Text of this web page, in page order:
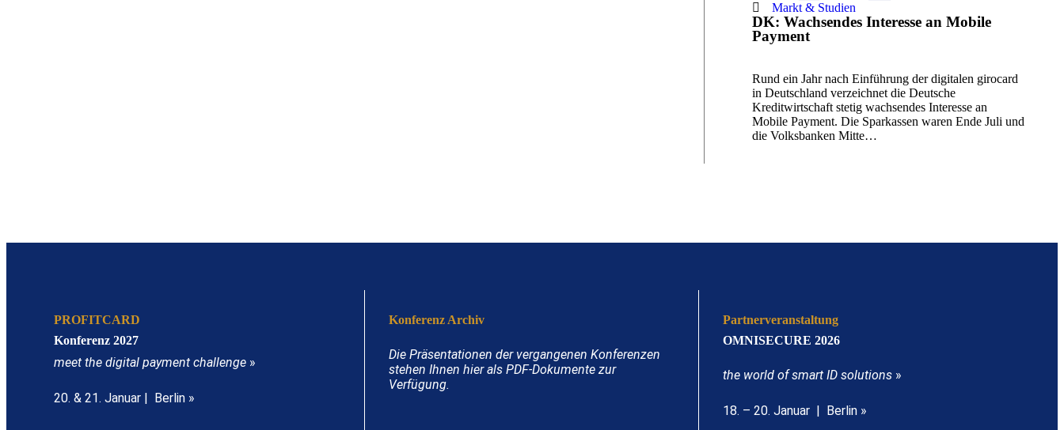
Markt & Studien
DK: Wachsendes Interesse an Mobile
Payment
Rund ein Jahr nach Einführung der digitalen girocard
in Deutschland verzeichnet die Deutsche
Kreditwirtschaft stetig wachsendes Interesse an
Mobile Payment. Die Sparkassen waren Ende Juli und
die Volksbanken Mitte…
PROFITCARD
Konferenz 2027
meet the digital payment challenge »
20. & 21. Januar | Berlin »
Konferenz Archiv
Die Präsentationen der vergangenen Konferenzen
stehen Ihnen hier als PDF-Dokumente zur
Verfügung.
Partnerveranstaltung
OMNISECURE 2026
the world of smart ID solutions »
18. – 20. Januar | Berlin »